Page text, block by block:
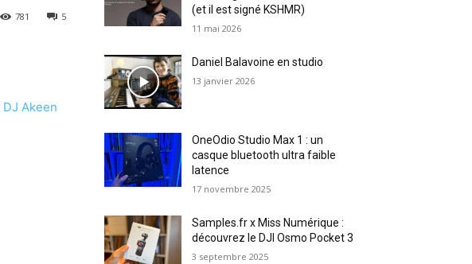
5
781
DJ Akeen
(et il est signé KSHMR)
11 mai 2026
Daniel Balavoine en studio
13 janvier 2026
OneOdio Studio Max 1 : un
casque bluetooth ultra faible
latence
17 novembre 2025
Samples.fr x Miss Numérique :
découvrez le DJI Osmo Pocket 3
3 septembre 2025